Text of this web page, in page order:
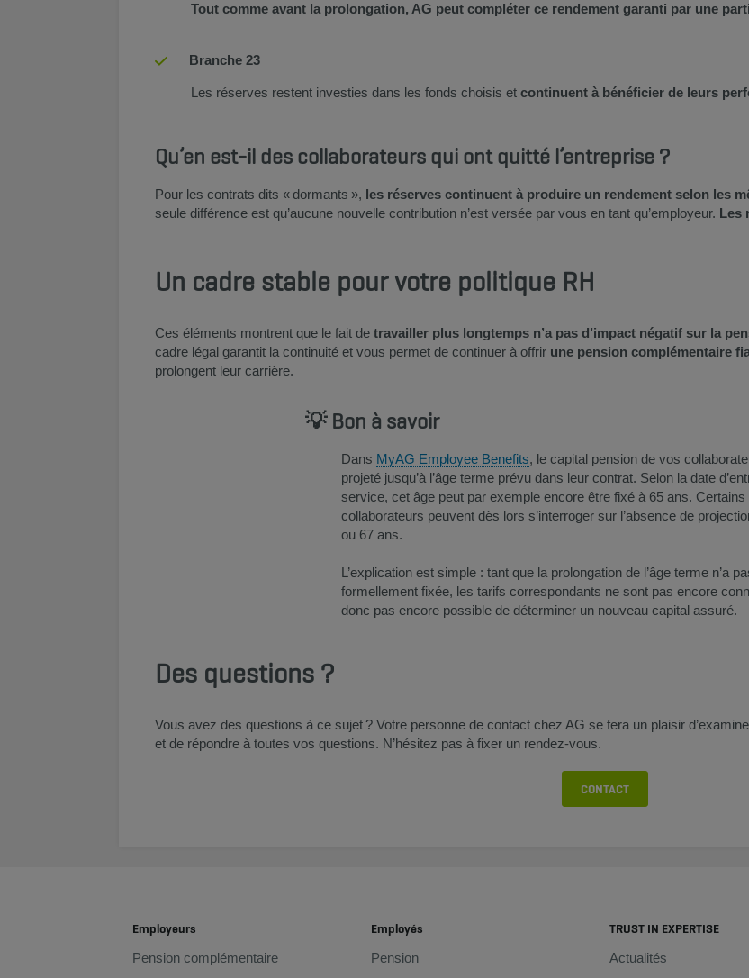
Tout comme avant la prolongation, AG peut compléter ce rendement garanti par une
Branche 23
Les réserves restent investies dans les fonds choisis et continuent à bénéficier de leurs
Qu’en est-il des collaborateurs qui ont quitté l’entreprise ?
Pour les contrats dits « dormants », les réserves continuent à produire un rendement selon les
seule différence est qu’aucune nouvelle contribution n’est versée par vous en tant qu’employeur. Les
Un cadre stable pour votre politique RH
Ces éléments montrent que le fait de travailler plus longtemps n’a pas d’impact négatif sur la
cadre légal garantit la continuité et vous permet de continuer à offrir une pension complémentaire
prolongent leur carrière.
💡 Bon à savoir
Dans MyAG Employee Benefits, le capital pension de vos
projeté jusqu’à l’âge terme prévu dans leur contrat. Selon la date
service, cet âge peut par exemple encore être fixé à 65 ans. Certains
collaborateurs peuvent dès lors s’interroger sur l’absence de
ou 67 ans.
L’explication est simple : tant que la prolongation de l’âge terme n’a
formellement fixée, les tarifs correspondants ne sont pas encore
donc pas encore possible de déterminer un nouveau capital assuré.
Des questions ?
Vous avez des questions à ce sujet ? Votre personne de contact chez AG se fera un plaisir
et de répondre à toutes vos questions. N’hésitez pas à fixer un rendez-vous.
CONTACT
Employeurs
Pension complémentaire
Employés
Pension
TRUST IN EXPERTISE
Actualités